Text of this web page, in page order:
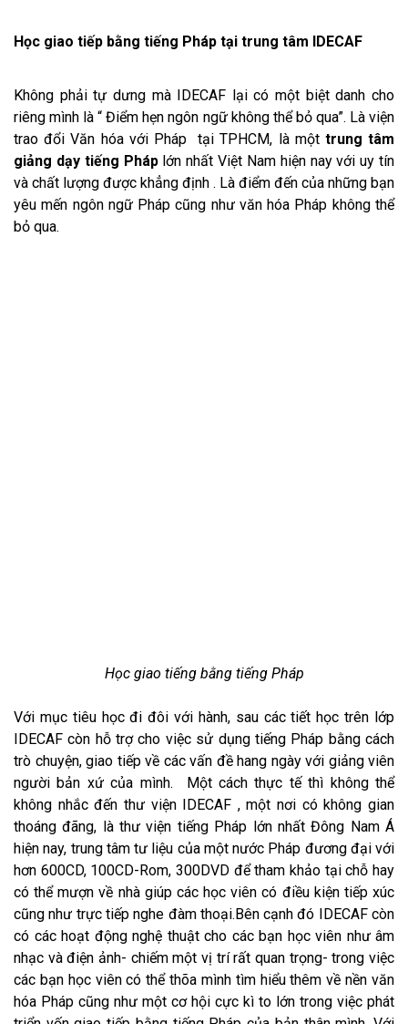
Học giao tiếp bằng tiếng Pháp tại trung tâm IDECAF
Không phải tự dưng mà IDECAF lại có một biệt danh cho
riêng mình là “ Điểm hẹn ngôn ngữ không thể bỏ qua”. Là viện
trao đổi Văn hóa với Pháp tại TPHCM, là một trung tâm
giảng dạy tiếng Pháplớn nhất Việt Nam hiện nay với uy tín
và chất lượng được khẳng định . Là điểm đến của những bạn
yêu mến ngôn ngữ Pháp cũng như văn hóa Pháp không thể
bỏ qua.
Học giao tiếng bằng tiếng Pháp
Với mục tiêu học đi đôi với hành, sau các tiết học trên lớp
IDECAF còn hỗ trợ cho việc sử dụng tiếng Pháp bằng cách
trò chuyện, giao tiếp về các vấn đề hang ngày với giảng viên
người bản xứ của mình. Một cách thực tế thì không thể
không nhắc đến thư viện IDECAF , một nơi có không gian
thoáng đãng, là thư viện tiếng Pháp lớn nhất Đông Nam Á
hiện nay, trung tâm tư liệu của một nước Pháp đương đại với
hơn 600CD, 100CD-Rom, 300DVD để tham khảo tại chỗ hay
có thể mượn về nhà giúp các học viên có điều kiện tiếp xúc
cũng như trực tiếp nghe đàm thoại.Bên cạnh đó IDECAF còn
có các hoạt động nghệ thuật cho các bạn học viên như âm
nhạc và điện ảnh- chiếm một vị trí rất quan trọng- trong việc
các bạn học viên có thể thõa mình tìm hiểu thêm về nền văn
hóa Pháp cũng như một cơ hội cực kì to lớn trong việc phát